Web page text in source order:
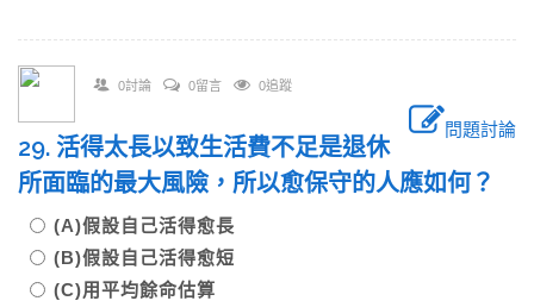
0討論 0留言 0追蹤
問題討論
29. 活得太長以致生活費不足是退休
所面臨的最大風險，所以愈保守的人應如何？
(A)假設自己活得愈長
(B)假設自己活得愈短
(C)用平均餘命估算